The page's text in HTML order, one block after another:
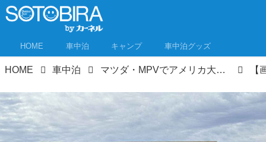
HOME 車中泊 キャンプ 車中泊グッズ
HOME 車中泊 マツダ・MPVでアメリカ大陸横断！1万2000kmロードトリップ③ テキサスはとにかくデカい！